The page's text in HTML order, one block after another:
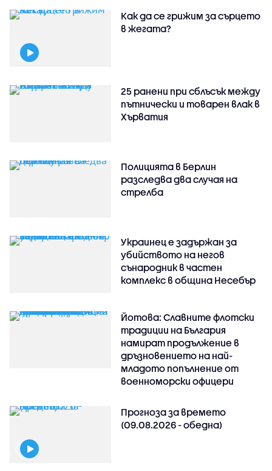
Как да се грижим за сърцето
в жегата?
25 ранени при сблъсък между
пътнически и товарен влак в
Хърватия
Полицията в Берлин
разследва два случая на
стрелба
Украинец е задържан за
убийството на негов
сънародник в частен
комплекс в община Несебър
Йотова: Славните флотски
традиции на България
намират продължение в
дръзновението на най-
младото попълнение от
военноморски офицери
Прогноза за времето
(09.08.2026 - обедна)